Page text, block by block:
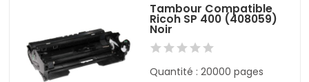
Tambour Compatible
Ricoh SP 400 (408059)
Noir
Quantité : 20000 pages